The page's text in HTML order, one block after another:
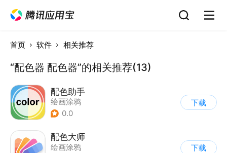
首页 软件 相关推荐
“配色器 配色器”的相关推荐(13)
配色助手
绘画涂鸦
0.0
下载
配色大师
绘画涂鸦
下载